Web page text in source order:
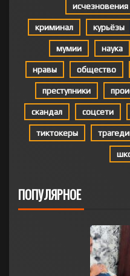
исчезновения
криминал курьёзы
мумии наука
нравы общество
преступники
скандал соцсети
тиктокеры
ПОПУЛЯРНОЕ